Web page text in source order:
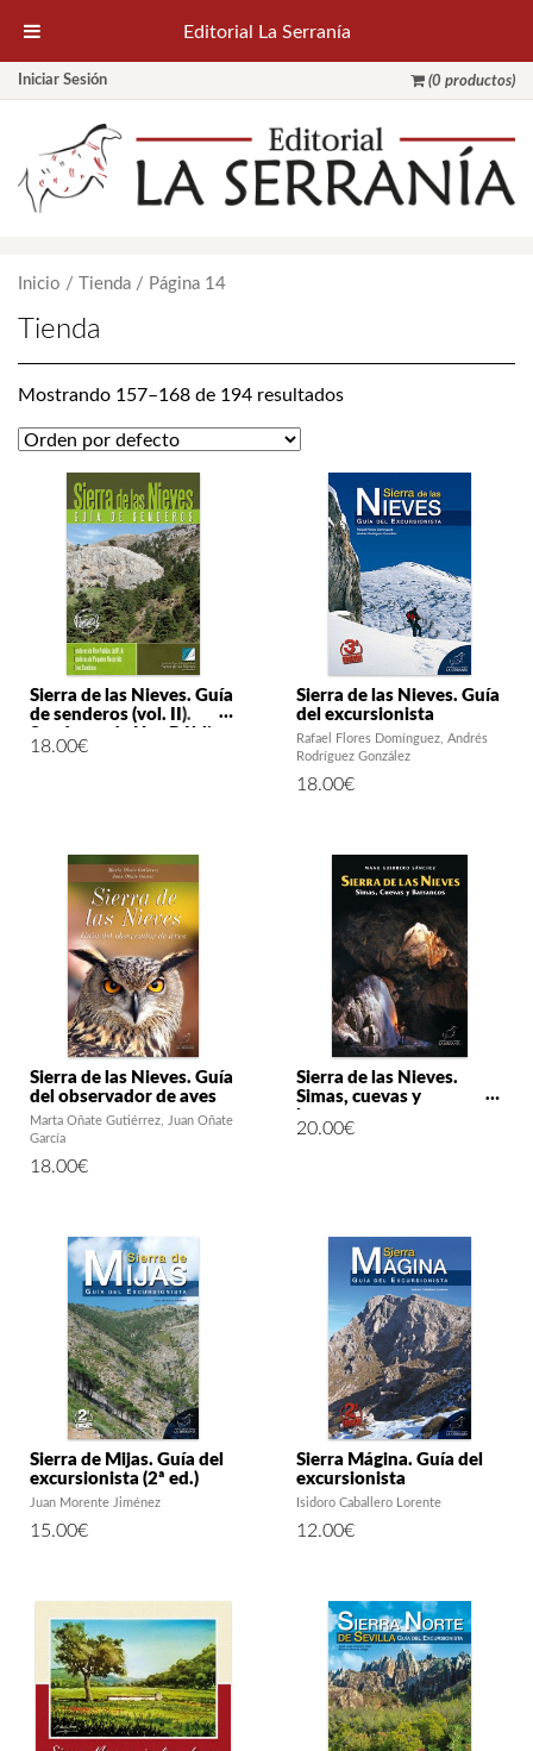
Iniciar Sesión (0 productos)
Inicio / Tienda / Página 14
Tienda
Mostrando 157–168 de 194 resultados
Sierra de las Nieves. Guía
de senderos (vol. II).
Senderos de Uso Público
del P.N. / Senderos de
18.00€
Sierra de las Nieves. Guía
del excursionista
Rafael Flores Domínguez Andrés
Rodríguez González
18.00€
Sierra de las Nieves. Guía
del observador de aves
Marta Oñate Gutiérrez
Juan Oñate
García
18.00€
Sierra de las Nieves.
Simas, cuevas y
barrancos
20.00€
Sierra de Mijas. Guía del
excursionista (2ª ed.)
Juan Morente Jiménez
15.00€
Sierra Mágina. Guía del
excursionista
Isidoro Caballero Lorente
12.00€
Editorial La Serranía